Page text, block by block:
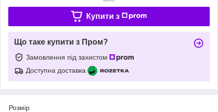
Купити з
Що таке купити з Пром?
Замовлення під захистом
Доступна доставка
Розмір